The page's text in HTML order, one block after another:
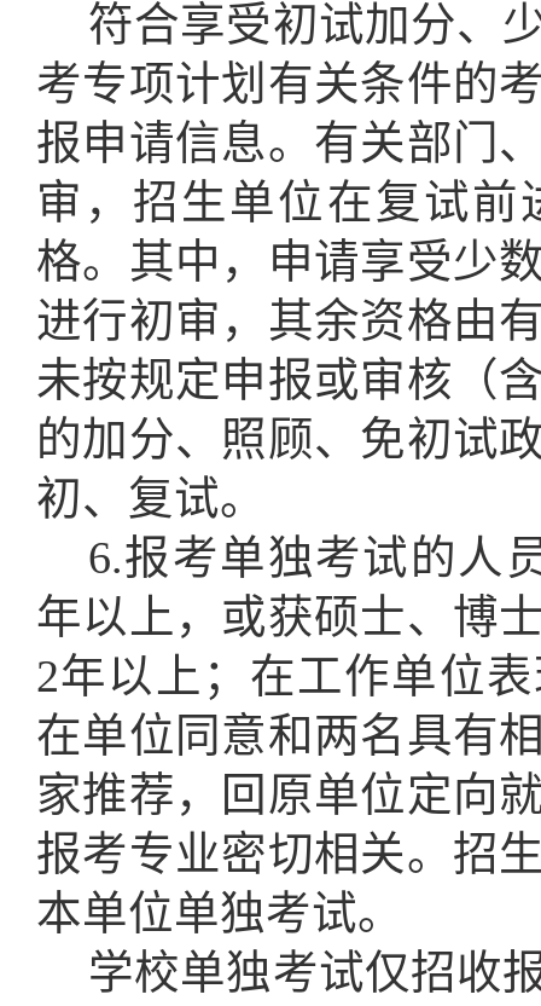
符合享受初试加分、
考专项计划有关条件的
报申请信息。有关部门
审，招生单位在复试
格。其中，申请享受少
进行初审，其余资格由
未按规定申报或审核（
的加分、照顾、免初试
初、复试。
6.报考单独考试的人
年以上，或获硕士、博
2年以上；在工作单位
在单位同意和两名具有
家推荐，回原单位定向
报考专业密切相关。招
本单位单独考试。
学校单独考试仅招收